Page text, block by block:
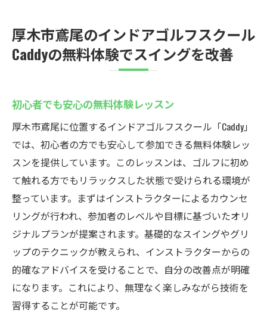
厚木市鳶尾のインドアゴルフスクール
Caddyの無料体験でスイングを改善
初心者でも安心の無料体験レッスン
厚木市鳶尾に位置するインドアゴルフスクール「Caddy」
では、初心者の方でも安心して参加できる無料体験レッ
スンを提供しています。このレッスンは、ゴルフに初め
て触れる方でもリラックスした状態で受けられる環境が
整っています。まずはインストラクターによるカウンセ
リングが行われ、参加者のレベルや目標に基づいたオリ
ジナルプランが提案されます。基礎的なスイングやグリ
ップのテクニックが教えられ、インストラクターからの
的確なアドバイスを受けることで、自分の改善点が明確
になります。これにより、無理なく楽しみながら技術を
習得することが可能です。